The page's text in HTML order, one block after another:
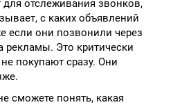
отслеживания звонков,
с каких объявлений
если они позвонили через
рекламы. Это критически
покупают сразу. Они
сможете понять, какая